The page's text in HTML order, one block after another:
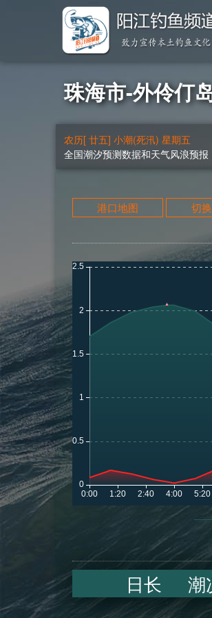
珠海市-外伶仃
农历[ 廿五] 小潮(死汛) 星期五
全国潮汐预测数据和天气风浪预
港口地图 切
日长 潮